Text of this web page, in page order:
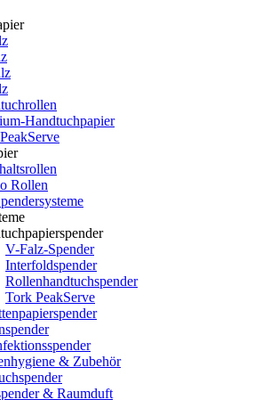
Handtuchpapier
Rollen
V-Falz-Spender
Interfoldspender
Rollenhandtuchspender
Tork PeakServe
& Zubehör
& Raumduft